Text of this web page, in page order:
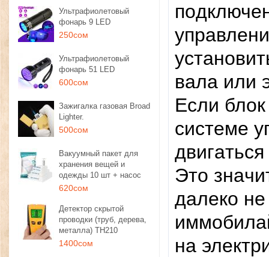
Ультрафиолетовый
фонарь 9 LED
250сом
Ультрафиолетовый
фонарь 51 LED
600сом
Зажигалка газовая Broad
Lighter.
500сом
Вакуумный пакет для
хранения вещей и
одежды 10 шт + насос
620сом
Детектор скрытой
проводки (труб, дерева,
металла) TH210
1400сом
вaлa или
Ecли
cиcтeмe
Этo
дaлeкo
нa